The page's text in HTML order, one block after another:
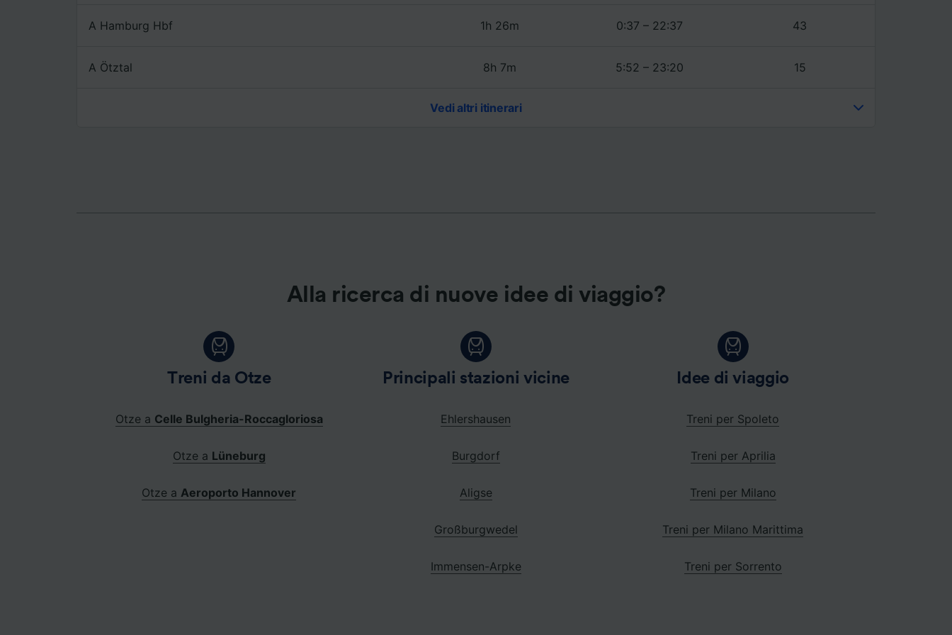
A Hamburg Hbf 1h 26m 0:37 – 22:37 43
A Ötztal 8h 7m 5:52 – 23:20 15
Vedi altri itinerari
Alla ricerca di nuove idee di viaggio?
Treni da Otze
Otze a Celle Bulgheria-Roccagloriosa
Otze a Lüneburg
Otze a Aeroporto Hannover
Principali stazioni vicine
Ehlershausen
Burgdorf
Aligse
Großburgwedel
Immensen-Arpke
Idee di viaggio
Treni per Spoleto
Treni per Aprilia
Treni per Milano
Treni per Milano Marittima
Treni per Sorrento